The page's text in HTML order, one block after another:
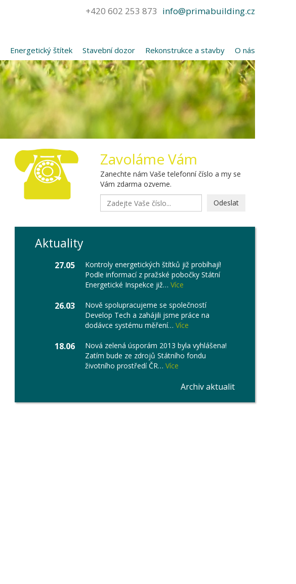
info@primabuilding.cz
+420 602 253 873
Energetický štítek Stavební dozor Rekonstrukce a stavby O nás
Zavoláme Vám
Zanechte nám Vaše telefonní číslo a my se
Vám zdarma ozveme.
Odeslat
Aktuality
27.05
Kontroly energetických štítků již probíhají!
Podle informací z pražské pobočky Státní
Energetické Inspekce již… Více
26.03
Nově spolupracujeme se společností
Develop Tech a zahájili jsme práce na
dodávce systému měření… Více
18.06
Nová zelená úsporám 2013 byla vyhlášena!
Zatím bude ze zdrojů Státního fondu
životního prostředí ČR… Více
Archiv aktualit